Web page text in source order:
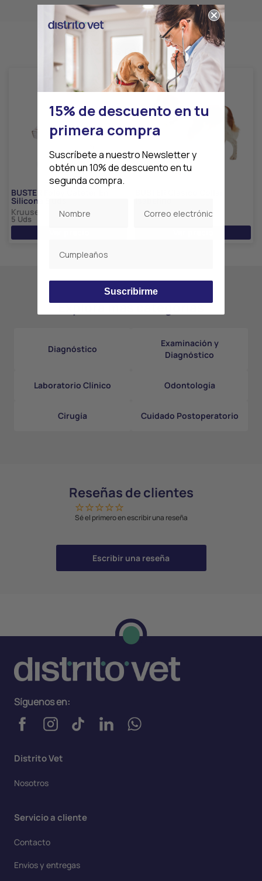
Productos relacionados
BUSTER Foley Catéter En
Silicona 5 uds
Kruuse
5 Uds
Kruuse
10 Uds
Explora más categorías
Diagnóstico
Examinación y
Diagnóstico
Laboratorio Clínico Odontología
Cirugía Cuidado Postoperatorio
Reseñas de clientes
Sé el primero en escribir una reseña
Escribir una reseña
Distrito Vet
Nosotros
Servicio a cliente
Contacto
Envíos y entregas
Síguenos en:
15% de descuento en tu
primera compra
Suscríbete a nuestro Newsletter y
obtén un 10% de descuento en tu
segunda compra.
Suscribirme